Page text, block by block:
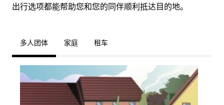
出行选项都能帮助您和您的同伴顺利抵达目的地。
多人团体 家庭 租车